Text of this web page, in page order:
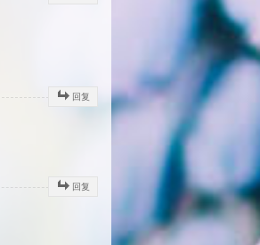
回复
回复